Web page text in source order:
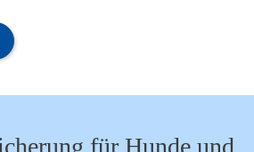
für Hunde und